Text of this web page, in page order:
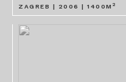
ZAGREB | 2006 | 1400M 2